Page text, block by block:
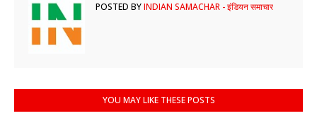
POSTED BYINDIAN SAMACHAR - इंडियन समाचार
YOU MAY LIKE THESE POSTS